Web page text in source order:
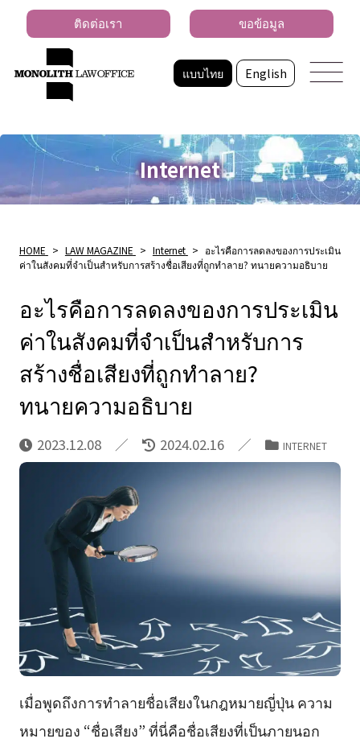
แบบไทย English
ติดต่อเรา ขอข้อมูล
Internet
HOME > LAW MAGAZINE > Internet > อะไรคือการลดลงของการประเมิน
ค่าในสังคมที่จำเป็นสำหรับการสร้างชื่อเสียงที่ถูกทำลาย? ทนายความอธิบาย
อะไรคือการลดลงของการประเมิน
ค่าในสังคมที่จำเป็นสำหรับการ
สร้างชื่อเสียงที่ถูกทำลาย?
ทนายความอธิบาย
2023.12.08 2024.02.16 INTERNET
เมื่อพูดถึงการทำลายชื่อเสียงในกฎหมายญี่ปุ่น ความ
หมายของ “ชื่อเสียง” ที่นี่คือชื่อเสียงที่เป็นภายนอก